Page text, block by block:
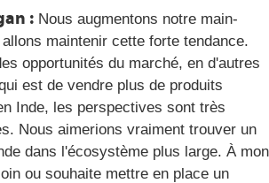
: Nous augmentons notre main-
maintenir cette forte tendance.
opportunités du marché, en d'autres
est de vendre plus de produits
Inde, les perspectives sont très
Nous aimerions vraiment trouver un
dans l'écosystème plus large. À mon
ou souhaite mettre en place un